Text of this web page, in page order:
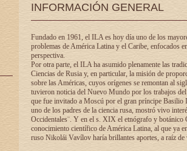
INFORMACIÓN GENERAL
Fundado en 1961, el ILA es hoy día uno de los
problemas de América Latina y el Caribe, enfocados
perspectiva.
Por otra parte, el ILA ha asumido plenamente las
Ciencias de Rusia y, en particular, la misión de
sobre las Américas, cuyos orígenes se remontan al
tuvieron noticia del Nuevo Mundo por los trabajos
que fue invitado a Moscú por el gran príncipe
uno de los padres de la ciencia rusa, mostró vivo
Occidentales¨. Y en el s. XIX el etnógrafo y botánico
conocimiento científico de América Latina, al que ya
ruso Nikolái Vavílov haría brillantes aportes, a raíz de